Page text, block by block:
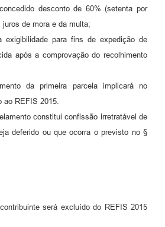
desconto de 60% (setenta por
de mora e da multa;
para fins de expedição de
após a comprovação do recolhimento
da primeira parcela implicará no
ao REFIS 2015.
constitui confissão irretratável de
deferido ou que ocorra o previsto no §
será excluído do REFIS 2015